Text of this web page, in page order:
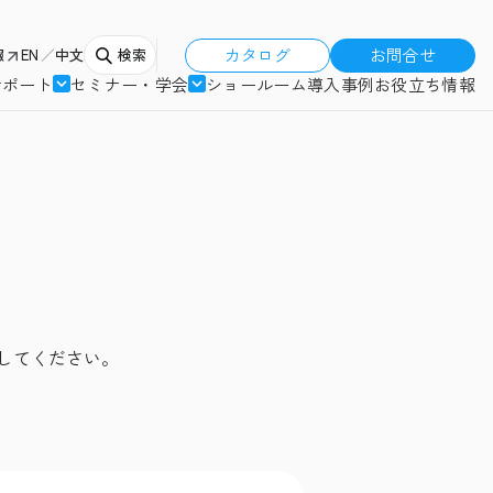
EN 中文 検索 カタログ
お問合せ
ート
セミナー・学会 ショールーム導入事例お役立ち情報
ください。